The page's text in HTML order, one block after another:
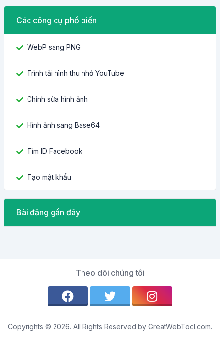
Các công cụ phổ biến
WebP sang PNG
Trình tải hình thu nhỏ YouTube
Chỉnh sửa hình ảnh
Hình ảnh sang Base64
Tìm ID Facebook
Tạo mật khẩu
Bài đăng gần đây
Theo dõi chúng tôi
Copyrights © 2026. All Rights Reserved by GreatWebTool.com.